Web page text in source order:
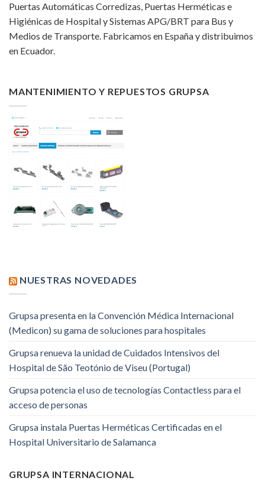
Puertas Automáticas Corredizas, Puertas Herméticas e
Higiénicas de Hospital y Sistemas APG/BRT para Bus y
Medios de Transporte. Fabricamos en España y distribuimos
en Ecuador.
MANTENIMIENTO Y REPUESTOS GRUPSA
NUESTRAS NOVEDADES
Grupsa presenta en la Convención Médica Internacional
(Medicon) su gama de soluciones para hospitales
Grupsa renueva la unidad de Cuidados Intensivos del
Hospital de São Teotónio de Viseu (Portugal)
Grupsa potencia el uso de tecnologías Contactless para el
acceso de personas
Grupsa instala Puertas Herméticas Certificadas en el
Hospital Universitario de Salamanca
GRUPSA INTERNACIONAL